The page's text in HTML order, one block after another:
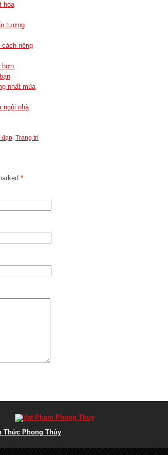
hoa
tượng
cách riêng
hơn
nhất mùa
ngôi nhà
đẹp, Trang trí
*
Thức Phong Thủy